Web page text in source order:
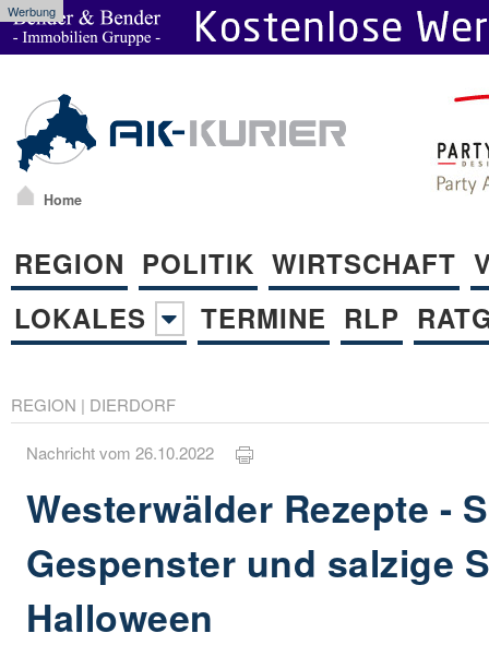
Werbung
Home
REGION POLITIK WIRTSCHAFT
LOKALES
TERMINE RLP
REGION | DIERDORF
Nachricht vom 26.10.2022
Westerwälder Rezepte -
Gespenster und salzige
Halloween